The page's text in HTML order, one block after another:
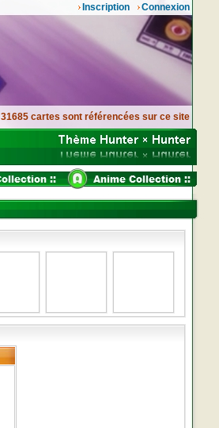
Connexion
Inscription
31685 cartes sont référencées sur ce site